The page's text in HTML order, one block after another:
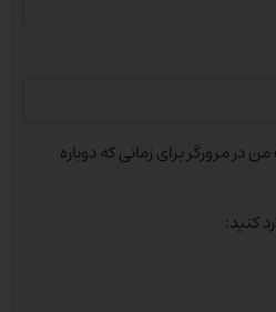
در مرورگر برای زمانی که دوباره
کنید: